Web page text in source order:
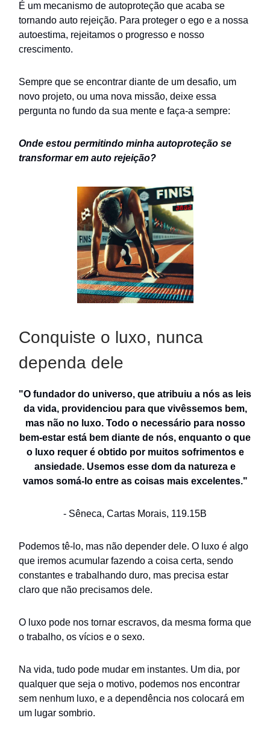
É um mecanismo de autoproteção que acaba se
tornando auto rejeição. Para proteger o ego e a nossa
autoestima, rejeitamos o progresso e nosso
crescimento.
Sempre que se encontrar diante de um desafio, um
novo projeto, ou uma nova missão, deixe essa
pergunta no fundo da sua mente e faça-a sempre:
Onde estou permitindo minha autoproteção se
transformar em auto rejeição?
Conquiste o luxo, nunca
dependa dele
"O fundador do universo, que atribuiu a nós as leis
da vida, providenciou para que vivêssemos bem,
mas não no luxo. Todo o necessário para nosso
bem-estar está bem diante de nós, enquanto o que
o luxo requer é obtido por muitos sofrimentos e
ansiedade. Usemos esse dom da natureza e
vamos somá-lo entre as coisas mais excelentes."
- Sêneca, Cartas Morais, 119.15B
Podemos tê-lo, mas não depender dele. O luxo é algo
que iremos acumular fazendo a coisa certa, sendo
constantes e trabalhando duro, mas precisa estar
claro que não precisamos dele.
O luxo pode nos tornar escravos, da mesma forma que
o trabalho, os vícios e o sexo.
Na vida, tudo pode mudar em instantes. Um dia, por
qualquer que seja o motivo, podemos nos encontrar
sem nenhum luxo, e a dependência nos colocará em
um lugar sombrio.